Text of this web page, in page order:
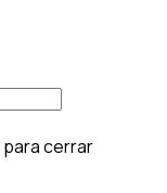
para cerrar